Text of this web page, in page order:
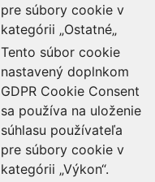
pre súbory cookie v
kategórii „Ostatné„
Tento súbor cookie
nastavený doplnkom
GDPR Cookie Consent
sa používa na uloženie
súhlasu používateľa
pre súbory cookie v
kategórii „Výkon“.